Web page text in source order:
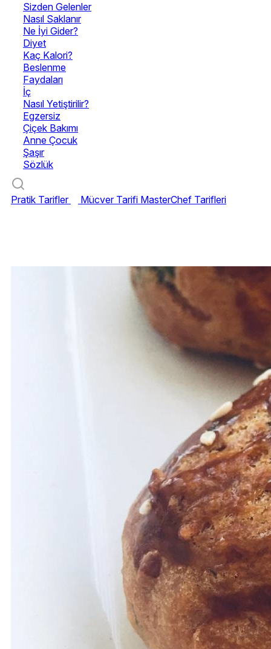
Sizden Gelenler
Nasıl Saklanır
Ne İyi Gider?
Diyet
Kaç Kalori?
Beslenme
Faydaları
İç
Nasıl Yetiştirilir?
Egzersiz
Çiçek Bakımı
Anne Çocuk
Şaşır
Sözlük
Pratik Tarifler Mücver Tarifi MasterChef Tarifleri